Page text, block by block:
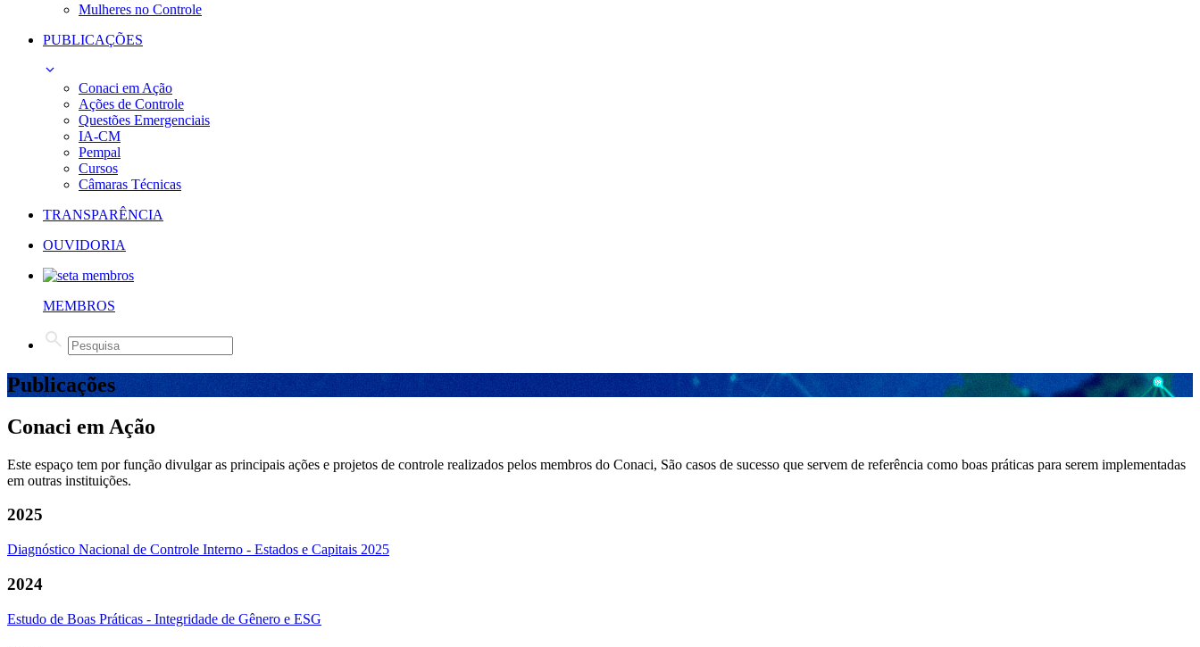
Mulheres no Controle
PUBLICAÇÕES
Conaci em Ação
Ações de Controle
Questões Emergenciais
IA-CM
Pempal
Cursos
Câmaras Técnicas
TRANSPARÊNCIA
OUVIDORIA
MEMBROS
Publicações
Conaci em Ação
Este espaço tem por função divulgar as principais ações e projetos de controle realizados pelos membros do Conaci, São casos de sucesso que servem de referência como boas práticas para serem implementadas
em outras instituições.
2025
Diagnóstico Nacional de Controle Interno - Estados e Capitais 2025
2024
Estudo de Boas Práticas - Integridade de Gênero e ESG